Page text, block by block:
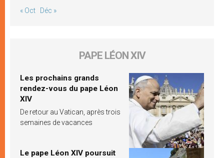
« Oct Déc »
PAPE LÉON XIV
Les prochains grands
rendez-vous du pape Léon
XIV
De retour au Vatican, après trois
semaines de vacances
Le pape Léon XIV poursuit